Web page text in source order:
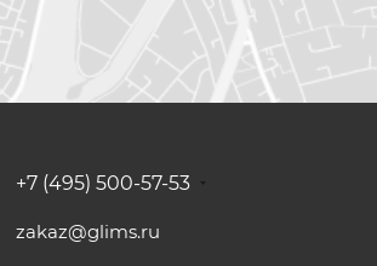
+7 (495) 500-57-53
zakaz@glims.ru